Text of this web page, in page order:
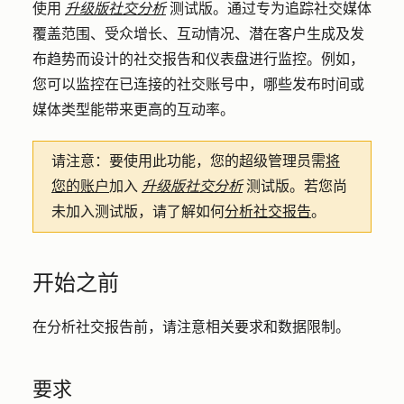
使用 升级版社交分析测试版。通过专为追踪社交媒体
覆盖范围、受众增长、互动情况、潜在客户生成及发
布趋势而设计的社交报告和仪表盘进行监控。例如，
您可以监控在已连接的社交账号中，哪些发布时间或
媒体类型能带来更高的互动率。
请注意： 要使用此功能，您的超级管理员需将
您的账户加入 升级版社交分析测试版。若您尚
未加入测试版，请了解如何分析社交报告。
开始之前
在分析社交报告前，请注意相关要求和数据限制。
要求